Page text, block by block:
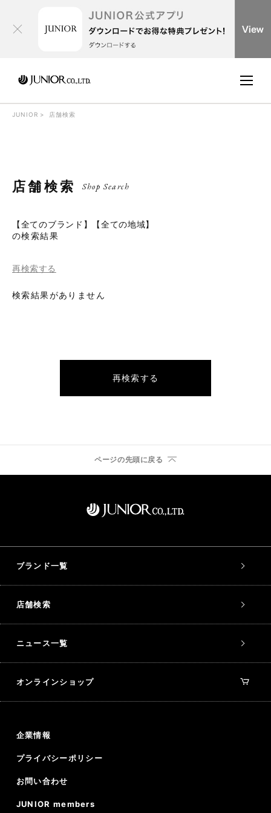
JUNIOR 店舗検索
店舗検索 Shop Search
【全てのブランド】【全ての地域】
の検索結果
再検索する
検索結果がありません
再検索する
ページの先頭に戻る
ブランド一覧
店舗検索
ニュース一覧
オンラインショップ
企業情報
プライバシーポリシー
お問い合わせ
JUNIOR members